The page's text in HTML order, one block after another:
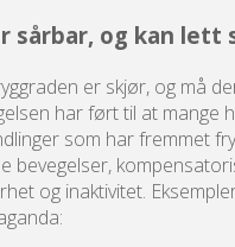
sårbar, og kan lett
er skjør, og må
har ført til at mange
som har fremmet
bevegelser,
og inaktivitet.